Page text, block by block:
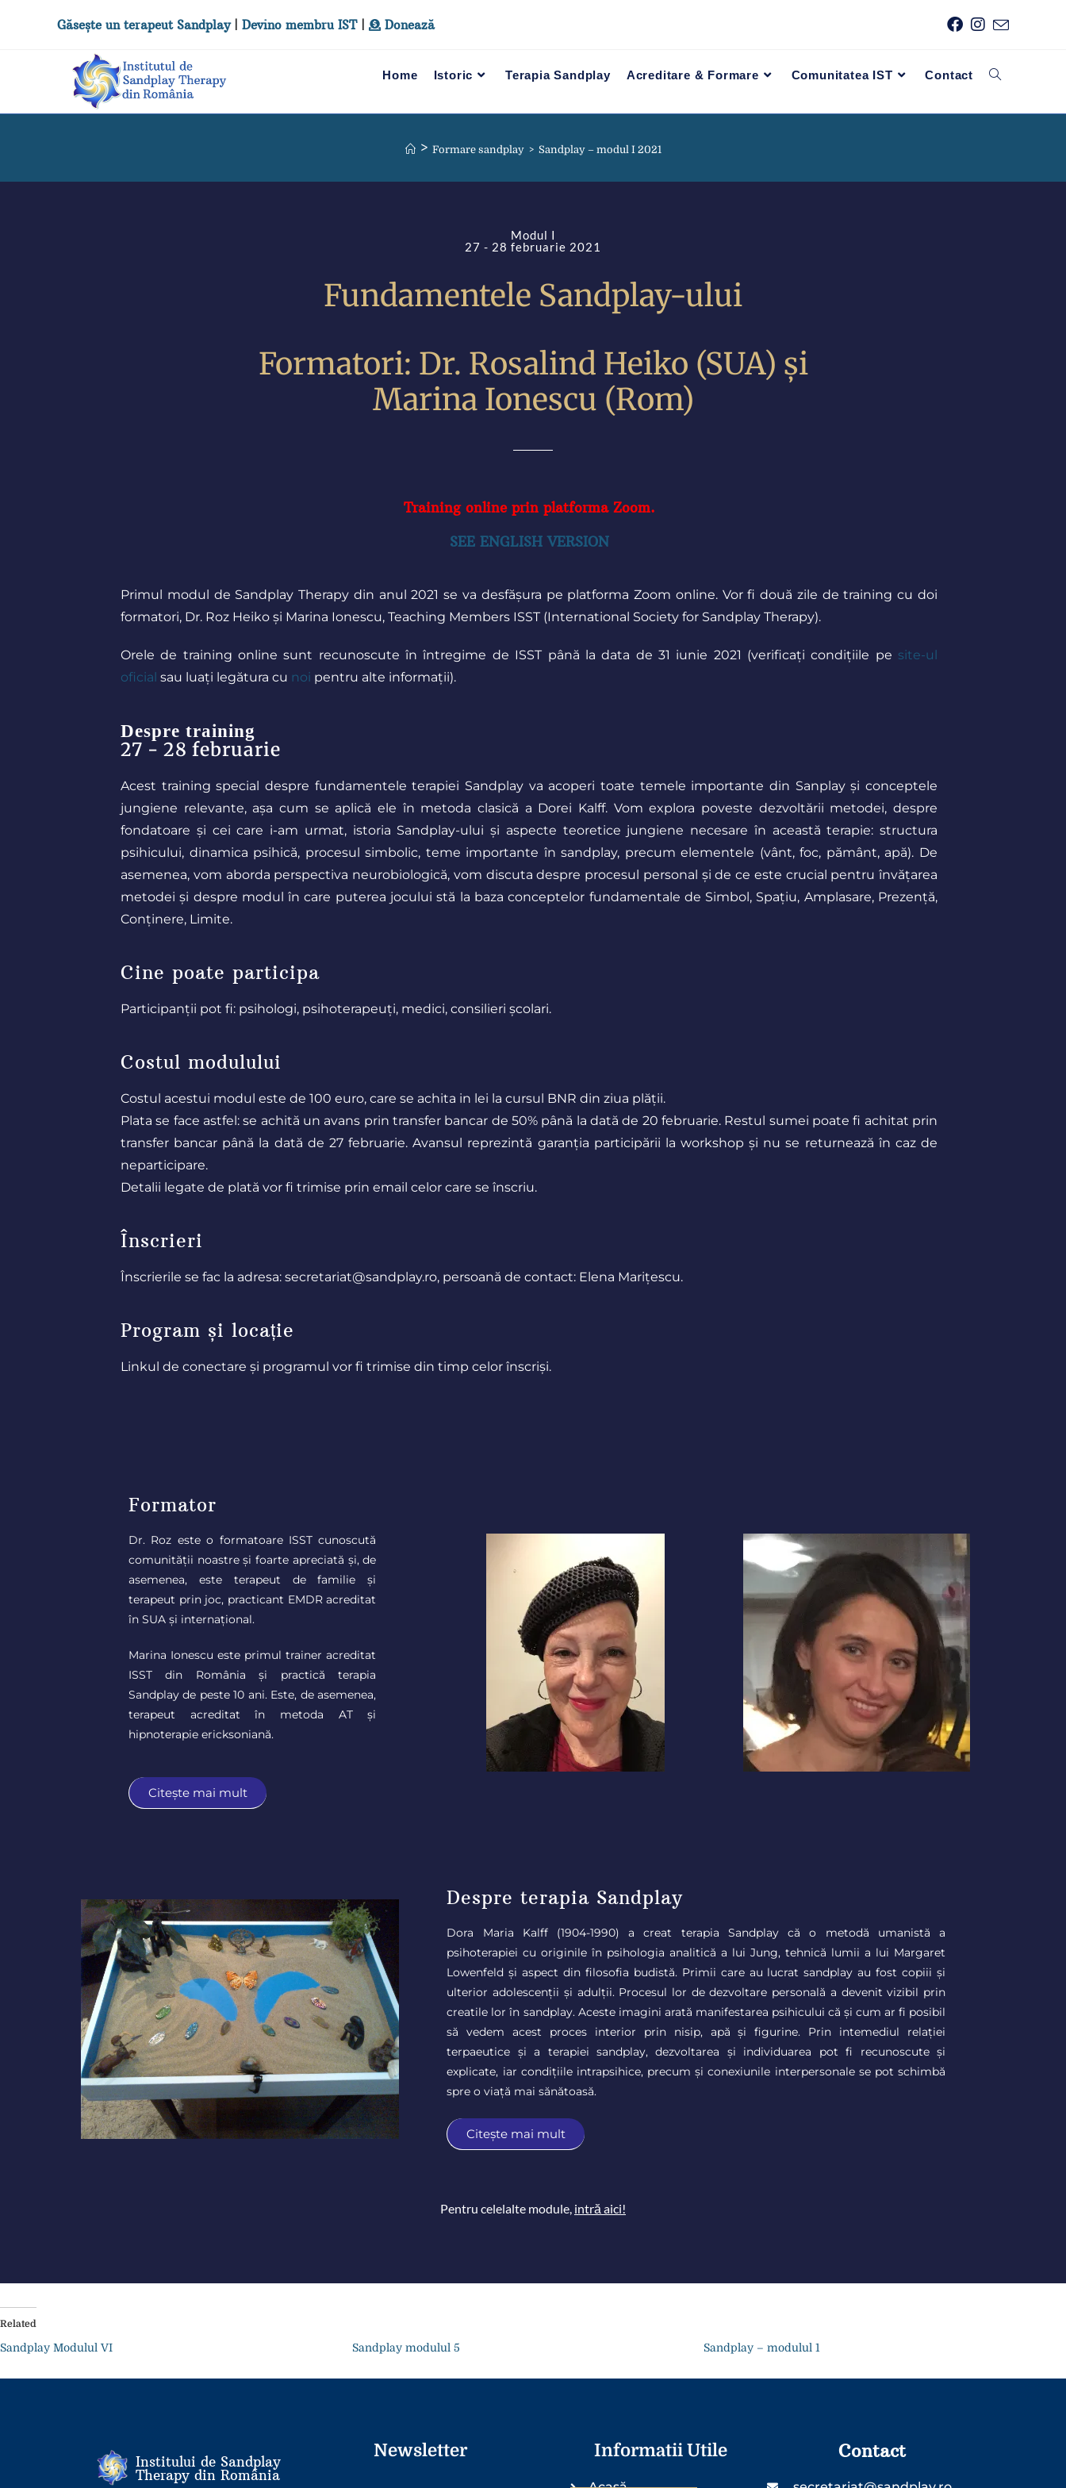
Găsește un terapeut Sandplay| Devino membru IST| Donează
Home Istoric Terapia Sandplay Acreditare & Formare Comunitatea IST Contact
> Formare sandplay > Sandplay – modul I 2021
Modul I
27 - 28 februarie 2021
Fundamentele Sandplay-ului
Formatori: Dr. Rosalind Heiko (SUA) și
Marina Ionescu (Rom)
Training online prin platforma Zoom.
SEE ENGLISH VERSION
Primul modul de Sandplay Therapy din anul 2021 se va desfășura pe platforma Zoom online. Vor fi două zile de training cu doi
formatori, Dr. Roz Heiko și Marina Ionescu, Teaching Members ISST (International Society for Sandplay Therapy).
Orele de training online sunt recunoscute în întregime de ISST până la data de 31 iunie 2021 (verificațicondițiile pe site-ul
oficial sau luați legătura cu noi pentru alte informații).
Despre training
27 - 28 februarie
Acest training special despre fundamentele terapiei Sandplay va acoperi toate temele importante din Sanplay și conceptele
jungiene relevante, așa cum se aplică ele în metoda clasică a Dorei Kalff. Vom explora poveste dezvoltării metodei, despre
fondatoare și cei care i-am urmat, istoria Sandplay-ului și aspecte teoretice jungiene necesare în această terapie: structura
psihicului, dinamica psihică, procesul simbolic, teme importante în sandplay, precum elementele (vânt, foc, pământ, apă). De
asemenea, vom aborda perspectiva neurobiologică, vom discuta despre procesul personal și de ce este crucial pentru învățarea
metodei și despre modul în care puterea jocului stă la baza conceptelor fundamentale de Simbol, Spațiu, Amplasare, Prezență,
Conținere, Limite.
Cine poate participa
Participanții pot fi: psihologi, psihoterapeuți, medici, consilieri școlari.
Costul modulului
Costul acestui modul este de 100 euro, care se achita in lei la cursul BNR din ziua plății.
Plata se face astfel: se achită un avans prin transfer bancar de 50% până la dată de 20 februarie. Restul sumei poate fi achitat prin
transfer bancar până la dată de 27 februarie. Avansul reprezintă garanția participării la workshop și nu se returnează în caz de
neparticipare.
Detalii legate de plată vor fi trimise prin email celor care se înscriu.
Înscrieri
Înscrierile se fac la adresa: secretariat@sandplay.ro, persoană de contact: Elena Marițescu.
Program și locație
Linkul de conectare și programul vor fi trimise din timp celor înscriși.
Formator
Dr. Roz este o formatoare ISST cunoscută
comunității noastre și foarte apreciată și, de
asemenea, este terapeut de familie și
terapeut prin joc, practicant EMDR acreditat
în SUA și internațional.
Marina Ionescu este primul trainer acreditat
ISST din România și practică terapia
Sandplay de peste 10 ani. Este, de asemenea,
terapeut acreditat în metoda AT și
hipnoterapie ericksoniană.
Citește mai mult
Despre terapia Sandplay
Dora Maria Kalff (1904-1990) a creat terapia Sandplay că o metodă umanistă a
psihoterapiei cu originile în psihologia analitică a lui Jung, tehnică lumii a lui Margaret
Lowenfeld și aspect din filosofia budistă. Primii care au lucrat sandplay au fost copiii și
ulterior adolescenții și adulții. Procesul lor de dezvoltare personală a devenit vizibil prin
creatile lor în sandplay. Aceste imagini arată manifestarea psihicului că și cum ar fi posibil
să vedem acest proces interior prin nisip, apă și figurine. Prin intemediul relației
terpaeutice și a terapiei sandplay, dezvoltarea și individuarea pot fi recunoscute și
explicate, iar condițiile intrapsihice, precum și conexiunile interpersonale se pot schimbă
spre o viață mai sănătoasă.
Citește mai mult
Pentru celelalte module, intră aici!
Related
Sandplay Modulul VI Sandplay modulul 5 Sandplay – modulul 1
Institului de Sandplay
Therapy din România
Newsletter Informatii Utile Contact